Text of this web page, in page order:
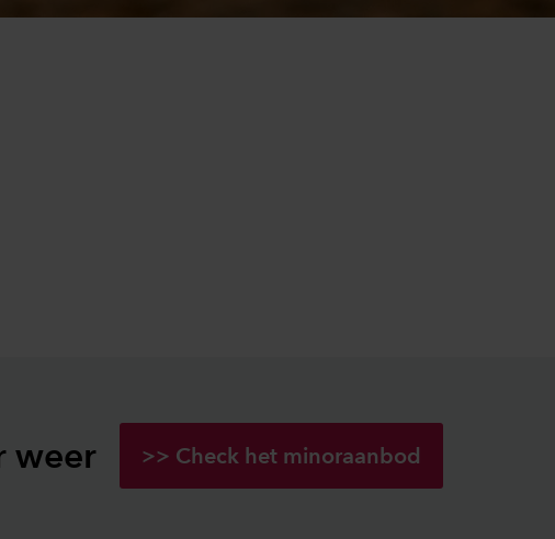
weer >> Check het minoraanbod